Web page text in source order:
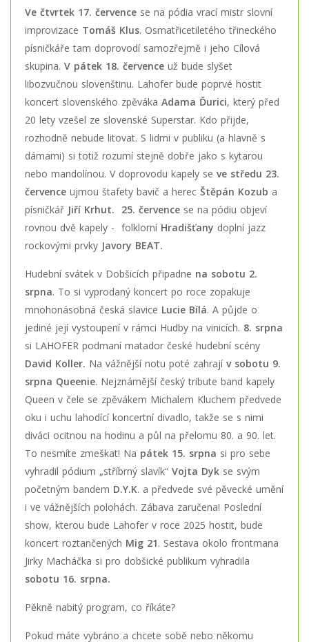
Ve čtvrtek 17. července se na pódia vrací mistr slovní
improvizace Tomáš Klus. Osmatřicetiletého třineckého
písničkáře tam doprovodí samozřejmě i jeho Cílová
skupina. V pátek 18. července už bude slyšet
libozvučnou slovenštinu. Lahofer bude poprvé hostit
koncert slovenského zpěváka Adama Ďurici, který před
20 lety vzešel ze slovenské Superstar. Kdo přijde,
rozhodně nebude litovat. S lidmi v publiku (a hlavně s
dámami) si totiž rozumí stejně dobře jako s kytarou
nebo mandolínou. V doprovodu kapely se ve středu 23.
července ujmou štafety bavič a herec Štěpán Kozub a
písničkář Jiří Krhut. 25. července se na pódiu objeví
rovnou dvě kapely - folklorníHradišťany doplní jazz
rockovými prvky Javory BEAT.
Hudební svátek v Dobšicích připadne na sobotu 2.
srpna. To si vyprodaný koncert po roce zopakuje
mnohonásobná česká slavice Lucie Bílá. A půjde o
jediné její vystoupení v rámci Hudby na vinicích. 8. srpna
si LAHOFER podmaní matador české hudební scény
David Koller. Na vážnější notu poté zahrají v sobotu 9.
srpna Queenie. Nejznámější český tribute band kapely
Queen v čele se zpěvákem Michalem Kluchem předvede
oku i uchu lahodící koncertní divadlo, takže se s nimi
diváci ocitnou na hodinu a půl na přelomu 80. a 90. let.
To nesmíte zmeškat! Na pátek 15. srpna si pro sebe
vyhradil pódium „stříbrný slavík“ Vojta Dyk se svým
početným bandem D.Y.K. a předvede své pěvecké umění
i ve vážnějších polohách. Zábava zaručena! Poslední
show, kterou bude Lahofer v roce 2025 hostit, bude
koncert roztančených Mig 21. Sestava okolo frontmana
Jirky Macháčka si pro dobšické publikum vyhradila
sobotu 16. srpna.
Pěkně nabitý program, co říkáte?
Pokud máte vybráno a chcete sobě nebo někomu